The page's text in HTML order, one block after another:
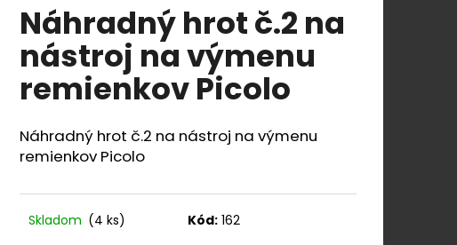
produktu
je
5
hviezdičiek.
Náhradný hrot č.2 na
nástroj na výmenu
remienkov Picolo
Náhradný hrot č.2 na nástroj na výmenu
remienkov Picolo
Skladom (4 ks) Kód: 162
Nasledujúce